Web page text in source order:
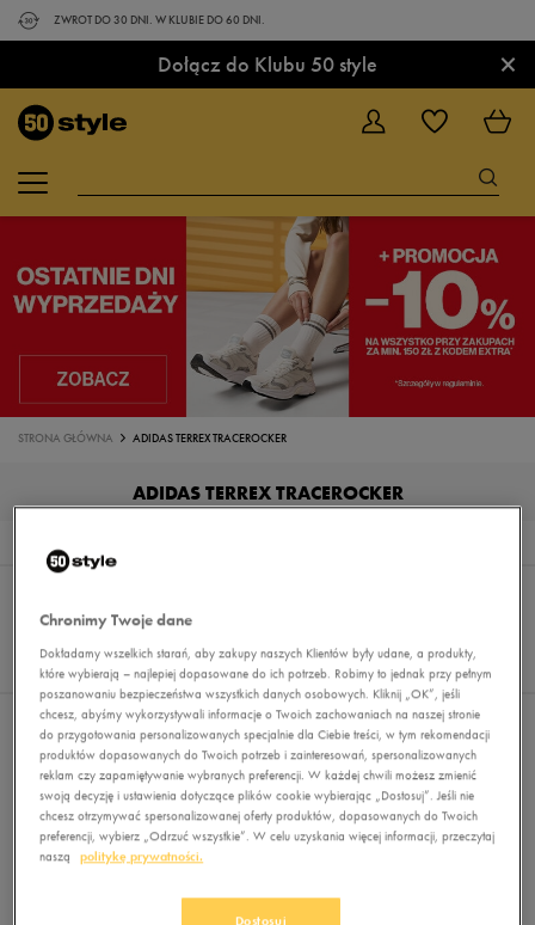
ZWROT DO 30 DNI. W KLUBIE DO 60 DNI.
Dołącz do Klubu 50 style ×
STRONA GŁÓWNA ADIDAS TERREX TRACEROCKER
ADIDAS TERREX TRACEROCKER
60
z 0
Nie wybrano filtrów
Chronimy Twoje dane
Dokładamy wszelkich starań, aby zakupy naszych Klientów były udane, a produkty,
które wybierają – najlepiej dopasowane do ich potrzeb. Robimy to jednak przy pełnym
poszanowaniu bezpieczeństwa wszystkich danych osobowych. Kliknij „OK”, jeśli
chcesz, abyśmy wykorzystywali informacje o Twoich zachowaniach na naszej stronie
do przygotowania personalizowanych specjalnie dla Ciebie treści, w tym rekomendacji
produktów dopasowanych do Twoich potrzeb i zainteresowań, spersonalizowanych
reklam czy zapamiętywanie wybranych preferencji. W każdej chwili możesz zmienić
swoją decyzję i ustawienia dotyczące plików cookie wybierając „Dostosuj”. Jeśli nie
chcesz otrzymywać spersonalizowanej oferty produktów, dopasowanych do Twoich
preferencji, wybierz „Odrzuć wszystkie”. W celu uzyskania więcej informacji, przeczytaj
naszą
politykę prywatności.
Dostosuj